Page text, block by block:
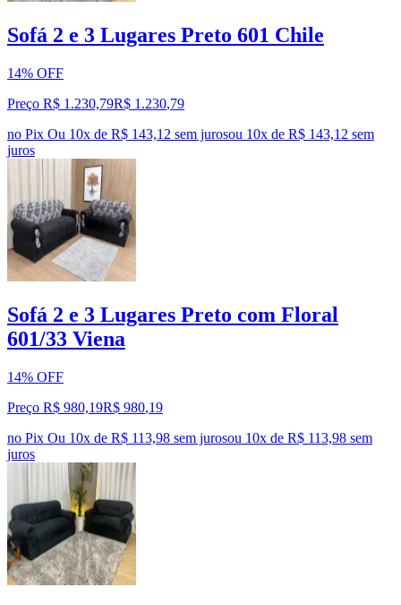
Sofá 2 e 3 Lugares Preto 601 Chile
14% OFF
Preço R$ 1.230,79R$ 1.230,79
no Pix Ou 10x de R$ 143,12 sem jurosou 10x de R$ 143,12 sem
juros
Sofá 2 e 3 Lugares Preto com Floral
601/33 Viena
14% OFF
Preço R$ 980,19R$ 980,19
no Pix Ou 10x de R$ 113,98 sem jurosou 10x de R$ 113,98 sem
juros